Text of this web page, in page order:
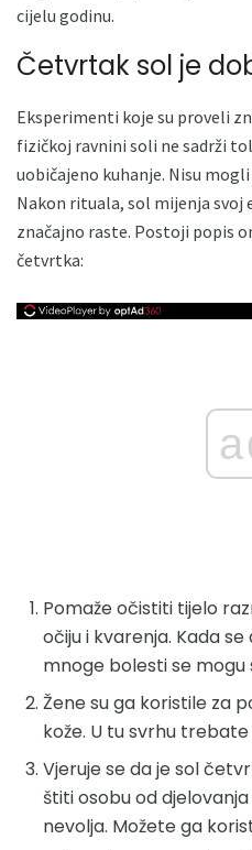
cijelu godinu.
Četvrtak sol je
Eksperimenti koje su proveli
fizičkoj ravnini soli ne sadrži
uobičajeno kuhanje. Nisu
Nakon rituala, sol mijenja
značajno raste. Postoji popis
četvrtka:
Pomaže očistiti tijelo
očiju i kvarenja. Kada
mnoge bolesti se mogu
Žene su ga koristile za
kože. U tu svrhu
Vjeruje se da je sol
štiti osobu od
nevolja. Možete ga